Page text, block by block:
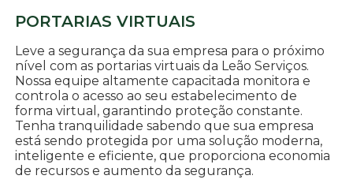
PORTARIAS VIRTUAIS
Leve a segurança da sua empresa para o próximo
nível com as portarias virtuais da Leão Serviços.
Nossa equipe altamente capacitada monitora e
controla o acesso ao seu estabelecimento de
forma virtual, garantindo proteção constante.
Tenha tranquilidade sabendo que sua empresa
está sendo protegida por uma solução moderna,
inteligente e eficiente, que proporciona economia
de recursos e aumento da segurança.